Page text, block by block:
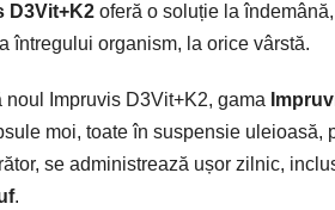
D3Vit+K2 oferă o soluție la
întregului organism, la orice vârstă.
noul Impruvis D3Vit+K2, gama
moi, toate în suspensie uleioasă,
se administrează ușor zilnic,
.